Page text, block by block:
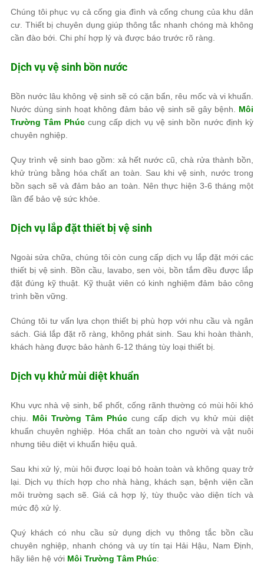
Chúng tôi phục vụ cả cống gia đình và cống chung của khu dân
cư. Thiết bị chuyên dụng giúp thông tắc nhanh chóng mà không
cần đào bới. Chi phí hợp lý và được báo trước rõ ràng.
Dịch vụ vệ sinh bồn nước
Bồn nước lâu không vệ sinh sẽ có cặn bẩn, rêu mốc và vi khuẩn.
Nước dùng sinh hoạt không đảm bảo vệ sinh sẽ gây bệnh. Môi
Trường Tâm Phúccung cấp dịch vụ vệ sinh bồn nước định kỳ
chuyên nghiệp.
Quy trình vệ sinh bao gồm: xả hết nước cũ, chà rửa thành bồn,
khử trùng bằng hóa chất an toàn. Sau khi vệ sinh, nước trong
bồn sạch sẽ và đảm bảo an toàn. Nên thực hiện 3-6 tháng một
lần để bảo vệ sức khỏe.
Dịch vụ lắp đặt thiết bị vệ sinh
Ngoài sửa chữa, chúng tôi còn cung cấp dịch vụ lắp đặt mới các
thiết bị vệ sinh. Bồn cầu, lavabo, sen vòi, bồn tắm đều được lắp
đặt đúng kỹ thuật. Kỹ thuật viên có kinh nghiệm đảm bảo công
trình bền vững.
Chúng tôi tư vấn lựa chọn thiết bị phù hợp với nhu cầu và ngân
sách. Giá lắp đặt rõ ràng, không phát sinh. Sau khi hoàn thành,
khách hàng được bảo hành 6-12 tháng tùy loại thiết bị.
Dịch vụ khử mùi diệt khuẩn
Khu vực nhà vệ sinh, bể phốt, cống rãnh thường có mùi hôi khó
chịu. Môi Trường Tâm Phúc cung cấp dịch vụ khử mùi diệt
khuẩn chuyên nghiệp. Hóa chất an toàn cho người và vật nuôi
nhưng tiêu diệt vi khuẩn hiệu quả.
Sau khi xử lý, mùi hôi được loại bỏ hoàn toàn và không quay trở
lại. Dịch vụ thích hợp cho nhà hàng, khách sạn, bệnh viện cần
môi trường sạch sẽ. Giá cả hợp lý, tùy thuộc vào diện tích và
mức độ xử lý.
Quý khách có nhu cầu sử dụng dịch vụ thông tắc bồn cầu
chuyên nghiệp, nhanh chóng và uy tín tại Hải Hậu, Nam Định,
hãy liên hệ với Môi Trường Tâm Phúc: